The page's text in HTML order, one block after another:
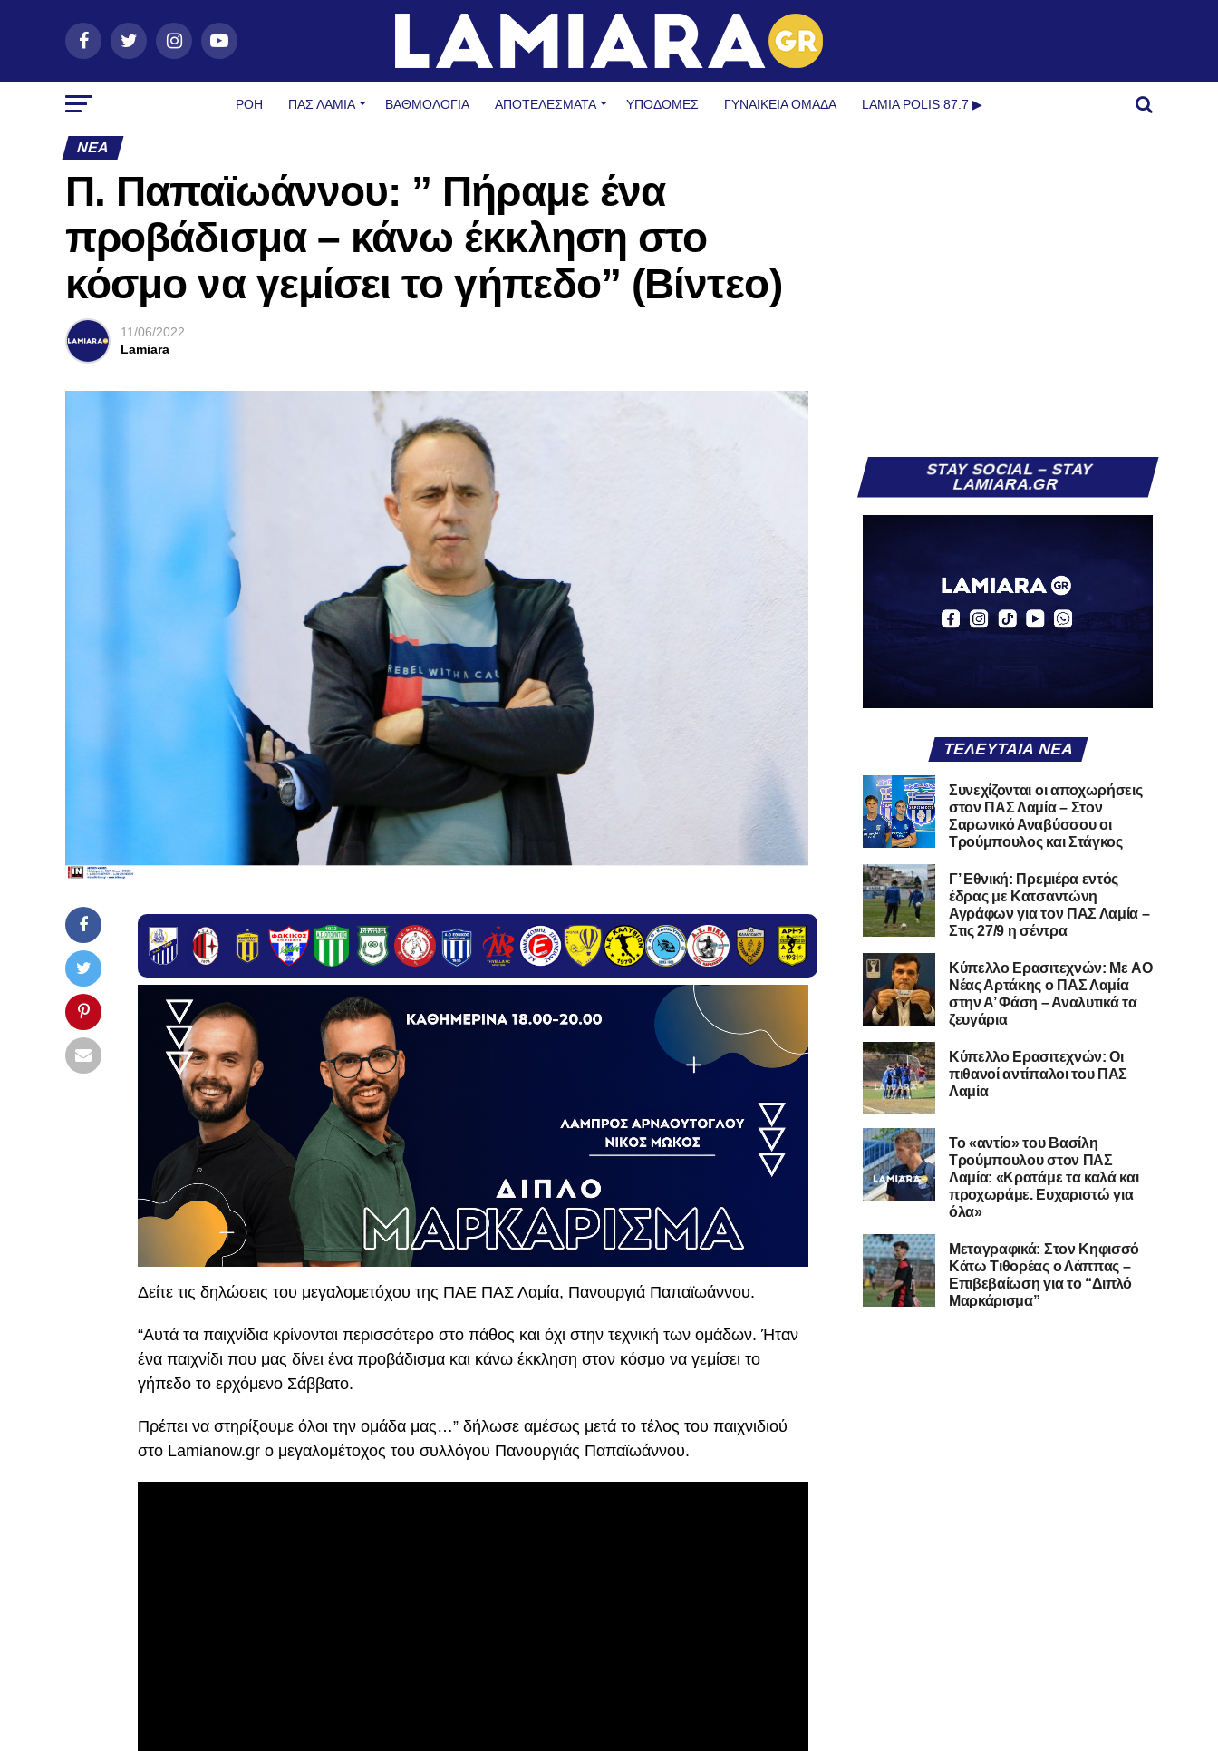
ΡΟΗ ΠΑΣ ΛΑΜΊΑ ΒΑΘΜΟΛΟΓΙΑ ΑΠΟΤΕΛΕΣΜΑΤΑ ΥΠΟΔΟΜΈΣ ΓΥΝΑΙΚΕΊΑ ΟΜΆΔΑ LAMIA POLIS 87.7 ▶︎
ΝΈΑ
Π. Παπαϊωάννου: ” Πήραμε ένα
προβάδισμα – κάνω έκκληση στο
κόσμο να γεμίσει το γήπεδο” (Βίντεο)
11/06/2022
Lamiara
Δείτε τις δηλώσεις του μεγαλομετόχου της ΠΑΕ ΠΑΣ Λαμία, Πανουργιά Παπαϊωάννου.
“Αυτά τα παιχνίδια κρίνονται περισσότερο στο πάθος και όχι στην τεχνική των ομάδων. Ήταν
ένα παιχνίδι που μας δίνει ένα προβάδισμα και κάνω έκκληση στον κόσμο να γεμίσει το
γήπεδο το ερχόμενο Σάββατο.
Πρέπει να στηρίξουμε όλοι την ομάδα μας…” δήλωσε αμέσως μετά το τέλος του παιχνιδιού
στο Lamianow.gr ο μεγαλομέτοχος του συλλόγου Πανουργιάς Παπαϊωάννου.
STAY SOCIAL – STAY
LAMIARA.GR
ΤΕΛΕΥΤΑΊΑ ΝΈΑ
Συνεχίζονται οι αποχωρήσεις
στον ΠΑΣ Λαμία – Στον
Σαρωνικό Αναβύσσου οι
Τρούμπουλος και Στάγκος
Γ’ Εθνική: Πρεμιέρα εντός
έδρας με Κατσαντώνη
Αγράφων για τον ΠΑΣ Λαμία –
Στις 27/9 η σέντρα
Kύπελλο Ερασιτεχνών: Με AO
Nέας Αρτάκης ο ΠΑΣ Λαμία
στην Α’ Φάση – Αναλυτικά τα
ζευγάρια
Κύπελλο Ερασιτεχνών: Οι
πιθανοί αντίπαλοι του ΠΑΣ
Λαμία
Το «αντίο» του Βασίλη
Τρούμπουλου στον ΠΑΣ
Λαμία: «Κρατάμε τα καλά και
προχωράμε. Ευχαριστώ για
όλα»
Μεταγραφικά: Στον Κηφισσό
Κάτω Τιθορέας ο Λάππας –
Επιβεβαίωση για το “Διπλό
Μαρκάρισμα”